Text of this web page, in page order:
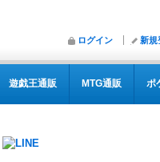
ログイン 新規
遊戯王通販 MTG通販 ポ